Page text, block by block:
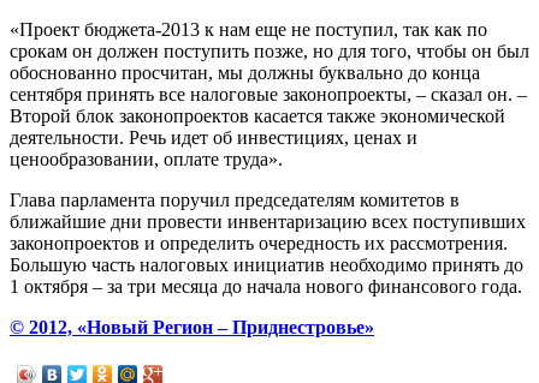
«Проект бюджета-2013 к нам еще не поступил, так как по
срокам он должен поступить позже, но для того, чтобы он был
обоснованно просчитан, мы должны буквально до конца
сентября принять все налоговые законопроекты, – сказал он. –
Второй блок законопроектов касается также экономической
деятельности. Речь идет об инвестициях, ценах и
ценообразовании, оплате труда».
Глава парламента поручил председателям комитетов в
ближайшие дни провести инвентаризацию всех поступивших
законопроектов и определить очередность их рассмотрения.
Большую часть налоговых инициатив необходимо принять до
1 октября – за три месяца до начала нового финансового года.
© 2012, «Новый Регион – Приднестровье»